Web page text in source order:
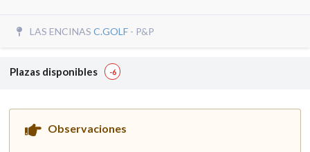
LAS ENCINASC.GOLF - P&P
Plazas disponibles -6
Observaciones